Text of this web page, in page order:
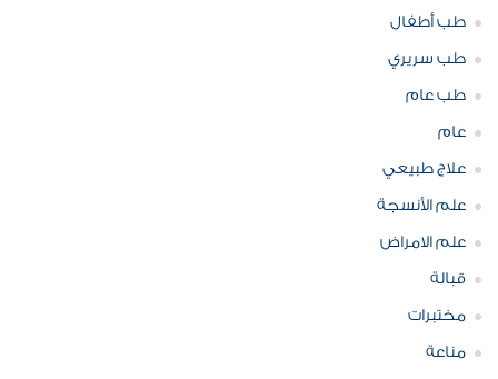
طب أطفال
طب سريري
طب عام
عام
علاج طبيعي
علم الأنسجة
علم الامراض
قبالة
مختبرات
مناعة